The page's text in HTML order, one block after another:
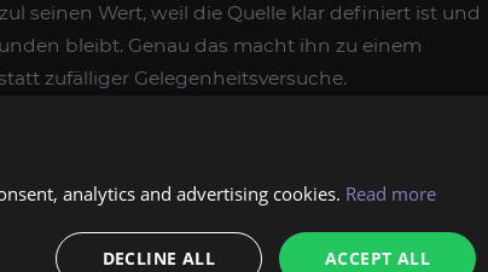
seinen Wert, weil die Quelle klar definiert ist und
bleibt. Genau das macht ihn zu einem
zufälliger Gelegenheitsversuche.
EIGNET
Farm-Aufwand rund um einen bestimmten Raid-
er für dich, wenn du:
analytics and advertising cookies. Read more
ACCEPT ALL
DECLINE ALL